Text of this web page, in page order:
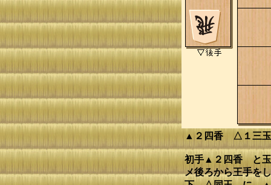
▲２四香 △１三
初手▲２四香 と玉
メ後ろから王手を